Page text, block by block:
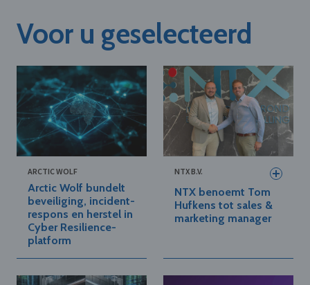
Voor u geselecteerd
ARCTIC WOLF
Arctic Wolf bundelt
beveiliging, incident-
respons en herstel in
Cyber Resilience-
platform
NTX B.V.
NTX benoemt Tom
Hufkens tot sales &
marketing manager